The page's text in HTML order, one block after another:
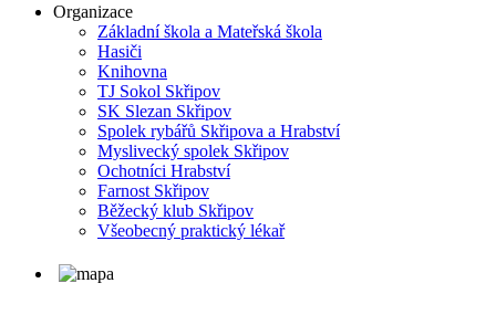
Organizace
Základní škola a Mateřská škola
Hasiči
Knihovna
TJ Sokol Skřipov
SK Slezan Skřipov
Spolek rybářů Skřipova a Hrabství
Myslivecký spolek Skřipov
Ochotníci Hrabství
Farnost Skřipov
Běžecký klub Skřipov
Všeobecný praktický lékař